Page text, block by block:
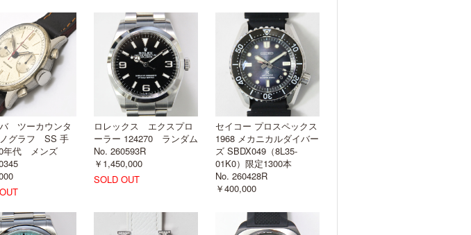
ツーカウンタ
グラフ SS 手
年代 メンズ
ロレックス エクスプロ
ーラー 124270 ランダム
No. 260593R
￥1,450,000
SOLD OUT
セイコー プロスペックス
1968 メカニカルダイバー
ズ SBDX049（8L35-
01K0）限定1300本
No. 260428R
￥400,000